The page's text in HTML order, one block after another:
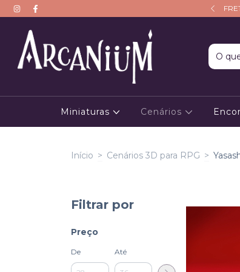
PRIMEIRAAVENTURA10
Miniaturas Cenários
Início > Cenários 3D para RPG >
Filtrar por
Preço
De Até